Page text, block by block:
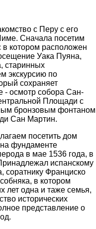
с Перу с его
Сначала посетим
котором расположен
Уака Пуяна,
старинных
экскурсию по
сохраняет
- осмотр собора Сан-
Площади с
бронзовым фонтаном
Caн Maртин.
посетить дом
фундаменте
в мае 1536 года, в
испанскому
соратнику Франциско
в котором
лет одна и таже семья,
исторических
представление о